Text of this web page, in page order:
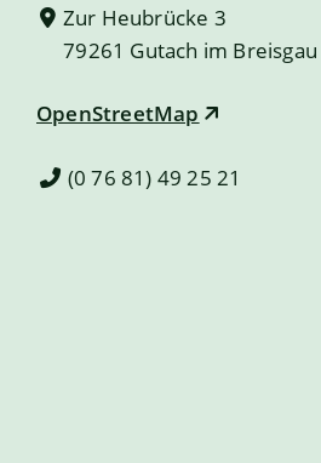
Zur Heubrücke 3
79261 Gutach im Breisgau
OpenStreetMap
(0 76 81) 49 25 21